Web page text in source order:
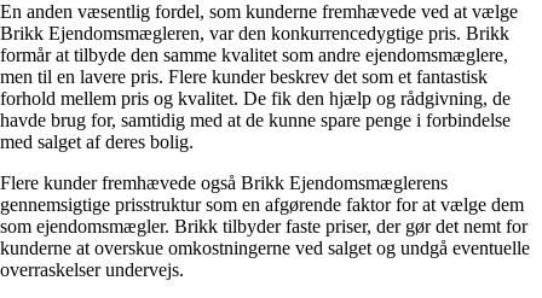
En anden væsentlig fordel, som kunderne fremhævede ved at vælge
Brikk Ejendomsmægleren, var den konkurrencedygtige pris. Brikk
formår at tilbyde den samme kvalitet som andre ejendomsmæglere,
men til en lavere pris. Flere kunder beskrev det som et fantastisk
forhold mellem pris og kvalitet. De fik den hjælp og rådgivning, de
havde brug for, samtidig med at de kunne spare penge i forbindelse
med salget af deres bolig.
Flere kunder fremhævede også Brikk Ejendomsmæglerens
gennemsigtige prisstruktur som en afgørende faktor for at vælge dem
som ejendomsmægler. Brikk tilbyder faste priser, der gør det nemt for
kunderne at overskue omkostningerne ved salget og undgå eventuelle
overraskelser undervejs.